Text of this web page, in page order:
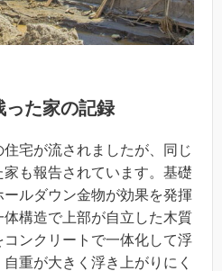
った家の記録
宅が流されましたが、同じ
も報告されています。基礎
ルダウン金物が効果を発揮
構造で上部が自立した木質
ンクリートで一体化して浮
重が大きく浮き上がりにく